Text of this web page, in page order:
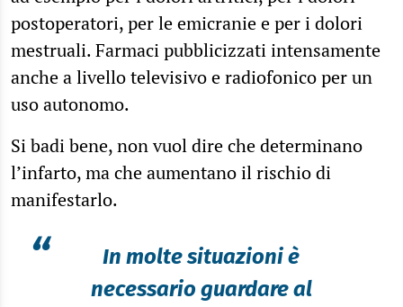
postoperatori, per le emicranie e per i dolori
mestruali. Farmaci pubblicizzati intensamente
anche a livello televisivo e radiofonico per un
uso autonomo.
Si badi bene, non vuol dire che determinano
l’infarto, ma che aumentano il rischio di
manifestarlo.
“
In molte situazioni è
necessario guardare al